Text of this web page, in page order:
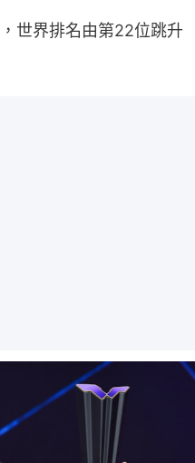
世界排名由第22位跳升